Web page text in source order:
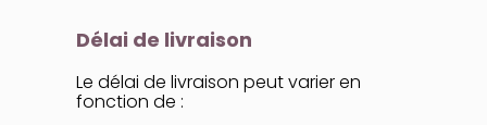
Délai de livraison
Le délai de livraison peut varier en
fonction de :